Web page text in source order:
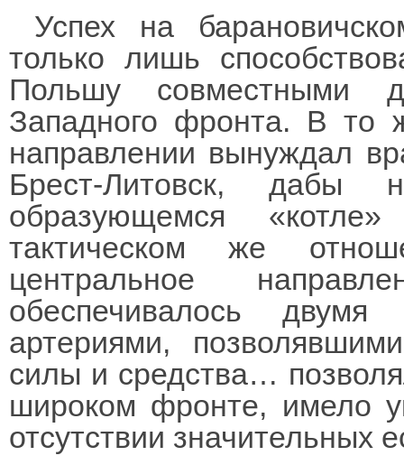
Успех на
только лишь
Польшу совместными
Западного фронта. В то
направлении вынуждал
Брест-Литовск, дабы
образующемся
тактическом же
центральное
обеспечивалось
артериями,
силы и средства…
широком фронте, имело
отсутствии значительных